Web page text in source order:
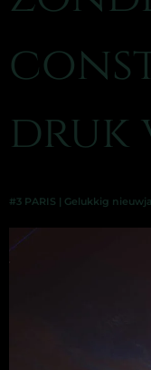
druk
#3 PARIS | Gelukkig